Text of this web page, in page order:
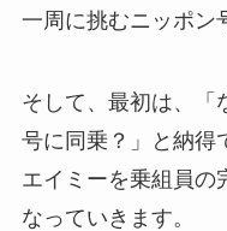
一周に挑むニッポン
そして、最初は、「
号に同乗？」と納得
エイミーを乗組員の
なっていきます。